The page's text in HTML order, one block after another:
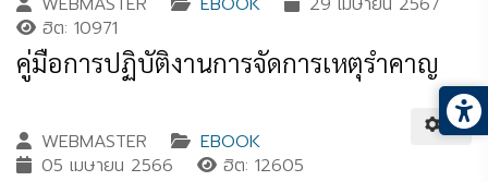
ฮิต: 10971
คู่มือการปฏิบัติงานการจัดการเหตุรำคาญ
WEBMASTER
EBOOK
05 เมษายน 2566
ฮิต: 12605